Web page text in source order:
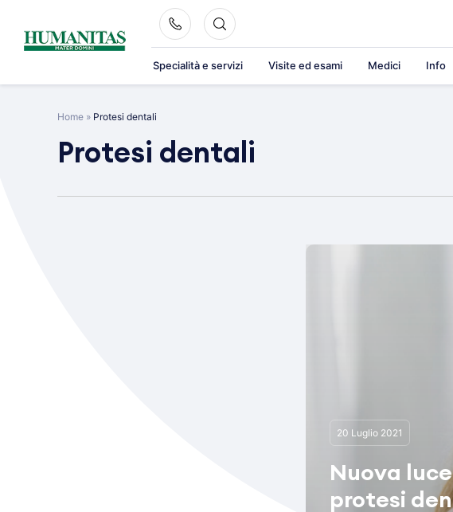
content
Specialità e servizi Visite ed esami Medici Info
Home » Protesi dentali
Protesi dentali
20 Luglio 2021
Nuova
protesi